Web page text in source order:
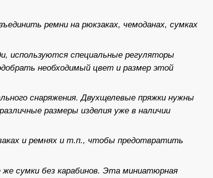
ремни на рюкзаках, чемоданах, сумках
используются специальные регуляторы
необходимый цвет и размер этой
снаряжения. Двухщелевые пряжки нужны
размеры изделия уже в наличии
и ремнях и т.п., чтобы предотвратить
сумки без карабинов. Эта миниатюрная